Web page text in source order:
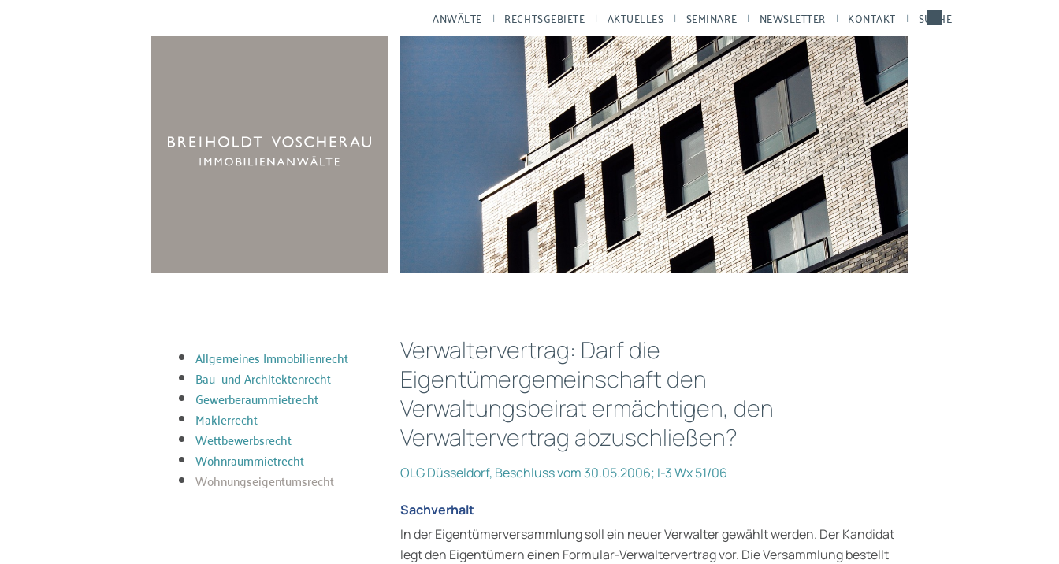
ANWÄLTE RECHTSGEBIETE AKTUELLES SEMINARE NEWSLETTER KONTAKT SUCHE
Allgemeines Immobilienrecht
Bau- und Architektenrecht
Gewerberaummietrecht
Maklerrecht
Wettbewerbsrecht
Wohnraummietrecht
Wohnungseigentumsrecht
Verwaltervertrag: Darf die
Eigentümergemeinschaft den
Verwaltungsbeirat ermächtigen, den
Verwaltervertrag abzuschließen?
OLG Düsseldorf, Beschluss vom 30.05.2006; I-3 Wx 51/06
Sachverhalt
In der Eigentümerversammlung soll ein neuer Verwalter gewählt werden. Der Kandidat
legt den Eigentümern einen Formular-Verwaltervertrag vor. Die Versammlung bestellt